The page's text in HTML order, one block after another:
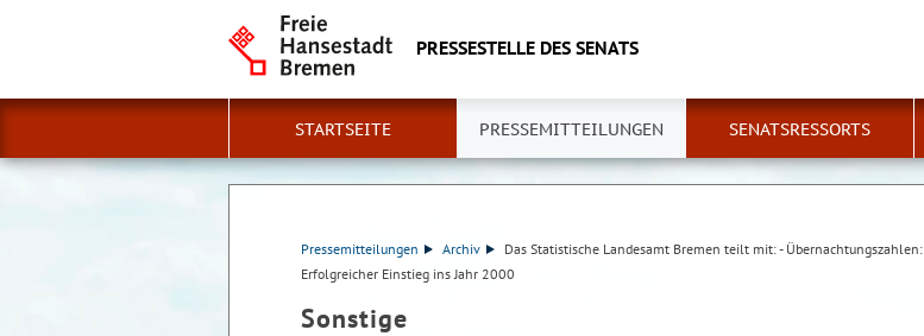
PRESSESTELLE DES SENATS
STARTSEITE PRESSEMITTEILUNGEN SENATSRESSORTS
Pressemitteilungen Archiv
Das Statistische Landesamt Bremen teilt mit: - Übernachtungszahlen:
Erfolgreicher Einstieg ins Jahr 2000
Sonstige